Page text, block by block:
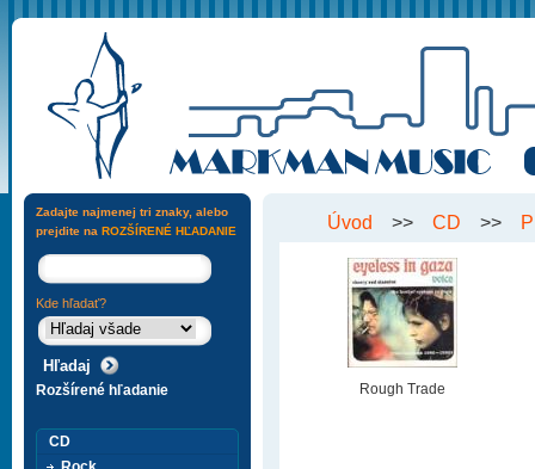
Úvod >> CD >>
Rough Trade
Zadajte najmenej tri znaky, alebo
prejdite na ROZŠÍRENÉ HĽADANIE
Kde hľadať?
Rozšírené hľadanie
CD